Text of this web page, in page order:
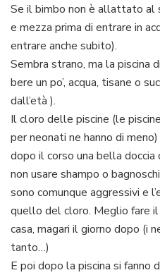
Se il bimbo non è allattato al
e mezza prima di entrare in
entrare anche subito).
Sembra strano, ma la piscina
bere un po’, acqua, tisane o
dall’età ).
Il cloro delle piscine (le
per neonati ne hanno di
dopo il corso una bella doccia
non usare shampo o
sono comunque aggressivi e
quello del cloro. Meglio fare
casa, magari il giorno dopo (i
tanto…)
E poi dopo la piscina si